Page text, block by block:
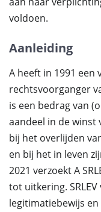
voldoen.
Aanleiding
A heeft in 1991 een
rechtsvoorganger
is een bedrag van
aandeel in de winst
bij het overlijden
en bij het in leven
2021 verzoekt A
tot uitkering.
legitimatiebewijs